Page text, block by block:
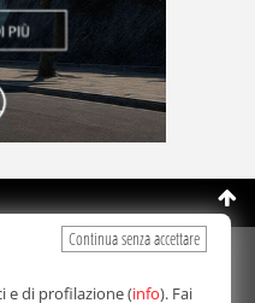
2026
07064240828
Continua senza accettare
e di profilazione (info). Fai